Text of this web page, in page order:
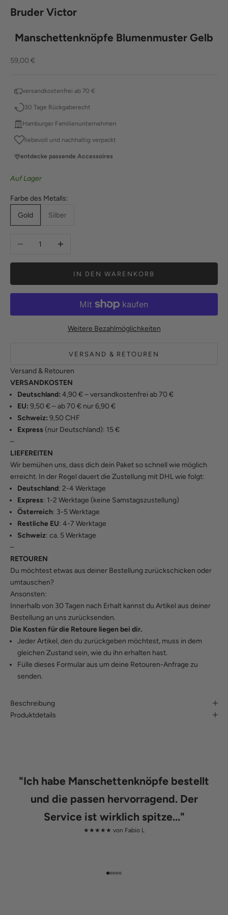
Bruder Victor
Manschettenknöpfe Blumenmuster Gelb
Angebot
59,00 €
versandkostenfrei ab 70 €
30 Tage Rückgaberecht
Hamburger Familienunternehmen
liebevoll und nachhaltig verpackt
entdecke passende Accessoires
Auf Lager
Farbe des Metalls:
Gold
Silber
Anzahl verringernAnzahl erhöhen
IN DEN WARENKORB
Weitere Bezahlmöglichkeiten
VERSAND & RETOUREN
Versand & Retouren
VERSANDKOSTEN
Deutschland: 4,90 € – versandkostenfrei ab 70 €
EU: 9,50 € – ab 70 € nur 6,90 €
Schweiz: 9,50 CHF
Express (nur Deutschland): 15 €
–
LIEFEREITEN
Wir bemühen uns, dass dich dein Paket so schnell wie möglich
erreicht. In der Regel dauert die Zustellung mit DHL wie folgt:
Deutschland: 2-4 Werktage
Express: 1-2 Werktage (keine Samstagszustellung)
Österreich: 3-5 Werktage
Restliche EU: 4-7 Werktage
Schweiz: ca. 5 Werktage
–
RETOUREN
Du möchtest etwas aus deiner Bestellung zurückschicken oder
umtauschen?
Ansonsten:
Innerhalb von 30 Tagen nach Erhalt kannst du Artikel aus deiner
Bestellung an uns zurücksenden.
Die Kosten für die Retoure liegen bei dir.
Jeder Artikel, den du zurückgeben möchtest, muss in dem
gleichen Zustand sein, wie du ihn erhalten hast.
Fülle dieses Formularaus um deine Retouren-Anfrage zu
senden.
Beschreibung
Produktdetails
"Ich habe Manschettenknöpfe bestellt
und die passen hervorragend. Der
Service ist wirklich spitze..."
★★★★★ von Fabio L
Gehe zu Element 1
Gehe zu Element 2
Gehe zu Element 3
Gehe zu Element 4
Gehe zu Element 5